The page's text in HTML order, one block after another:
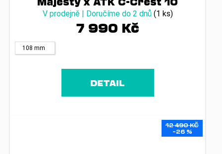
V prodejně | Doručíme do 2 dnů (1 ks)
7 990 Kč
108 mm
DETAIL
12 490 KČ
–26 %